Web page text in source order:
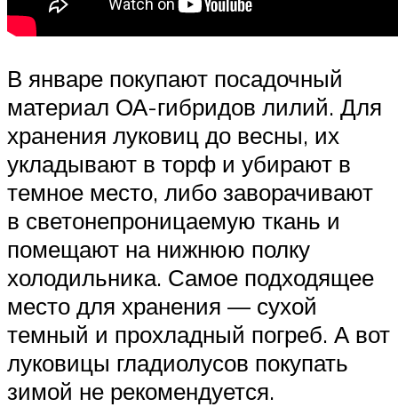
В январе покупают посадочный
материал ОА-гибридов лилий. Для
хранения луковиц до весны, их
укладывают в торф и убирают в
темное место, либо заворачивают
в светонепроницаемую ткань и
помещают на нижнюю полку
холодильника. Самое подходящее
место для хранения — сухой
темный и прохладный погреб. А вот
луковицы гладиолусов покупать
зимой не рекомендуется.